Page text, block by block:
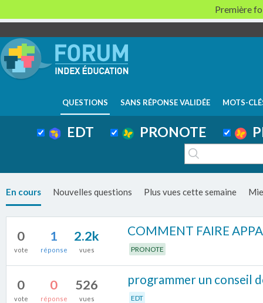
QUESTIONS SANS RÉPONSE VALIDÉE MOTS-
EDT PRONOTE
En cours Nouvelles questions Plus vues cette semaine
0
vote
1
réponse
2.2k
vues
COMMENT FAIRE
PRONOTE
0
vote
0
réponse
526
vues
programmer un conseil
EDT
Première